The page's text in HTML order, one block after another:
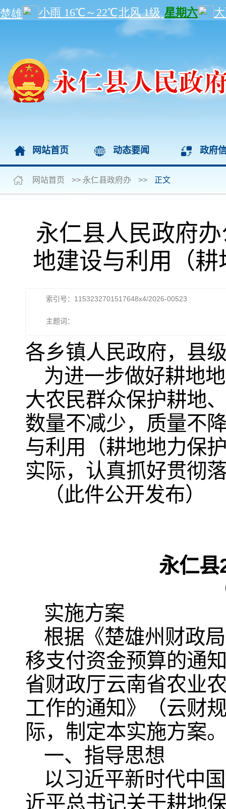
网站首页 动态要闻 政府
网站首页 >> 永仁县政府办 >> 正文
永仁县人民政府
地建设与利用（
索引号：1153232701517648x4/2026-00523
主题词：
各乡镇人民政府，县
为进一步做好耕地
大农民群众保护耕地
数量不减少，质量不
与利用（耕地地力保
实际，认真抓好贯彻
（此件公开发布）
永仁县
实施方案
根据《楚雄州财政
移支付资金预算的通
省财政厅云南省农业
工作的通知》（云财
际，制定本实施方案
一、指导思想
以习近平新时代中
近平总书记关于耕地